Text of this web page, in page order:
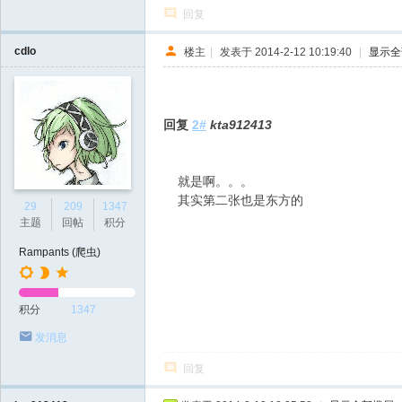
回复
cdlo
29
主题
209
回帖
1347
积分
Rampants (爬虫)
积分 1347
发消息
楼主 | 发表于 2014-2-12 10:19:40 | 显示
回复 2# kta912413
就是啊。。。
其实第二张也是东方的
回复